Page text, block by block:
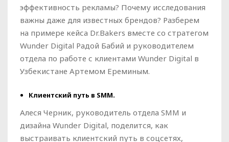
эффективность рекламы? Почему исследования
важны даже для известных брендов? Разберем
на примере кейса Dr.Bakers вместе со стратегом
Wunder Digital Радой Бабий и руководителем
отдела по работе с клиентами Wunder Digital в
Узбекистане Артемом Ереминым.
Клиентский путь в SMM.
Алеся Черник, руководитель отдела SMM и
дизайна Wunder Digital, поделится, как
выстраивать клиентский путь в соцсетях,